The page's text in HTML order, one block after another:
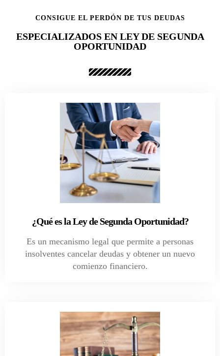
CONSIGUE EL PERDÓN DE TUS DEUDAS
ESPECIALIZADOS EN LEY DE SEGUNDA
OPORTUNIDAD
¿Qué es la Ley de Segunda Oportunidad?
Es un mecanismo legal que permite a personas
insolventes cancelar deudas y obtener un nuevo
comienzo financiero.